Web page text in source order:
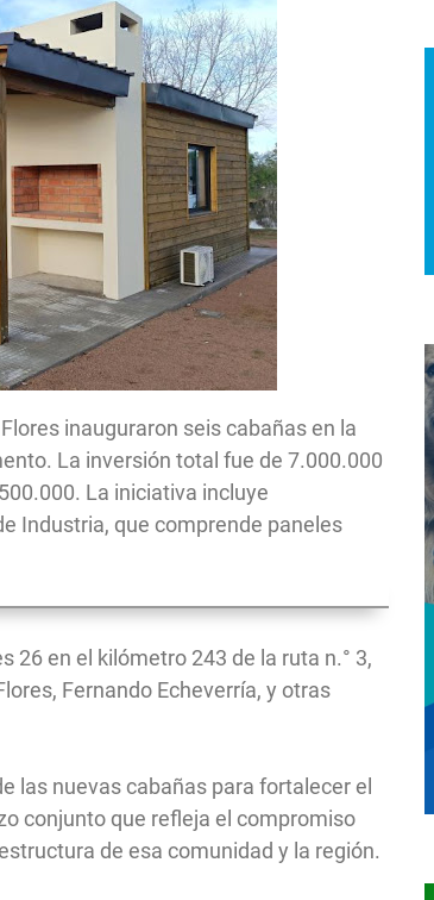
inauguraron seis cabañas en la
La inversión total fue de 7.000.000
La iniciativa incluye
Industria, que comprende paneles
26 en el kilómetro 243 de la ruta n.° 3,
Fernando Echeverría, y otras
las nuevas cabañas para fortalecer el
conjunto que refleja el compromiso
de esa comunidad y la región.